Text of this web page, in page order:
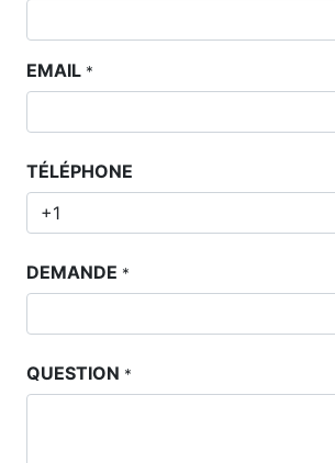
EMAIL *
TÉLÉPHONE
DEMANDE *
QUESTION *